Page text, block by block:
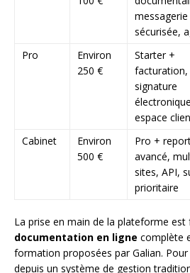
messagerie
sécurisée,
Pro
Environ
250 €
Starter +
facturation,
signature
espace
Cabinet
Environ
500 €
Pro +
avancé,
sites, API,
prioritaire
La prise en main de la plateforme est
documentation en ligne complète
formation proposées par Galian.
depuis un système de gestion